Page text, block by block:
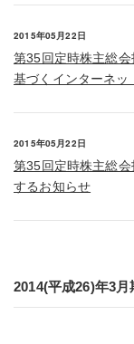
2015年05月22日
第35回定時株主総
基づくインターネッ
2015年05月22日
第35回定時株主総
するお知らせ
2014(平成26)年3月